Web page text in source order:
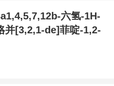
六氢-1H-
并[3,2,1-de]菲啶-1,2-